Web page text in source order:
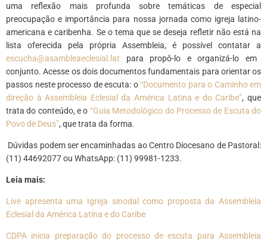
uma reflexão mais profunda sobre temáticas de especial
preocupação e importância para nossa jornada como igreja latino-
americana e caribenha. Se o tema que se deseja refletir não está na
lista oferecida pela própria Assembleia, é possível contatar a
escucha@asambleaeclesial.lat para propô-lo e organizá-lo em
conjunto. Acesse os dois documentos fundamentais para orientar os
passos neste processo de escuta: o“Documento para o Caminho em
direção à Assembleia Eclesial da América Latina e do Caribe”, que
trata do conteúdo, e o “Guia Metodológico do Processo de Escuta do
Povo de Deus”, que trata da forma.
Dúvidas podem ser encaminhadas ao Centro Diocesano de Pastoral:
(11) 44692077 ou WhatsApp: (11) 99981-1233.
Leia mais:
Live apresenta uma Igreja sinodal como proposta da Assembleia
Eclesial da América Latina e do Caribe
CDPA inicia preparação do processo de escuta para Assembleia